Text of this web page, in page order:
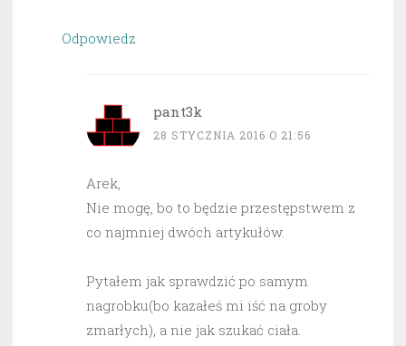
Odpowiedz
pant3k
28 STYCZNIA 2016 O 21:56
Arek,
Nie mogę, bo to będzie przestępstwem z
co najmniej dwóch artykułów.
Pytałem jak sprawdzić po samym
nagrobku(bo kazałeś mi iść na groby
zmarłych), a nie jak szukać ciała.